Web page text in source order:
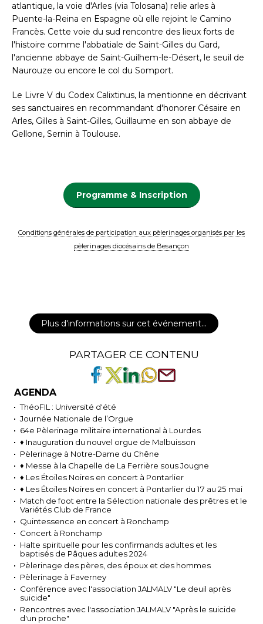
atlantique, la voie d'Arles (via Tolosana) relie arles à
Puente-la-Reina en Espagne où elle rejoint le Camino
Francès. Cette voie du sud rencontre des lieux forts de
l'histoire comme l'abbatiale de Saint-Gilles du Gard,
l'ancienne abbaye de Saint-Guilhem-le-Désert, le seuil de
Naurouze ou encore le col du Somport.
Le Livre V du Codex Calixtinus, la mentionne en décrivant
ses sanctuaires en recommandant d'honorer Césaire en
Arles, Gilles à Saint-Gilles, Guillaume en son abbaye de
Gellone, Sernin à Toulouse.
Programme & Inscription
Conditions générales de participation aux pèlerinages organisés par les
pèlerinages diocésains de Besançon
Plus d'informations sur cet événement…
PARTAGER CE CONTENU
AGENDA
ThéoFIL : Université d'été
Journée Nationale de l’Orgue
64e Pèlerinage militaire international à Lourdes
♦ Inauguration du nouvel orgue de Malbuisson
Pèlerinage à Notre-Dame du Chêne
♦ Messe à la Chapelle de La Ferrière sous Jougne
♦ Les Étoiles Noires en concert à Pontarlier
♦ Les Étoiles Noires en concert à Pontarlier du 17 au 25 mai
Match de foot entre la Sélection nationale des prêtres et le
Variétés Club de France
Quintessence en concert à Ronchamp
Concert à Ronchamp
Halte spirituelle pour les confirmands adultes et les
baptisés de Pâques adultes 2024
Pèlerinage des pères, des époux et des hommes
Pèlerinage à Faverney
Conférence avec l'association JALMALV "Le deuil après
suicide"
Rencontres avec l'association JALMALV "Après le suicide
d'un proche"